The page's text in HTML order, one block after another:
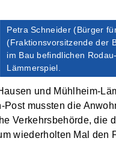
Petra Schneider (Bürger
(Fraktionsvorsitzende der
im Bau befindlichen
Lämmerspiel.
und Mühlheim-
mussten die
Verkehrsbehörde, die
wiederholten Mal den